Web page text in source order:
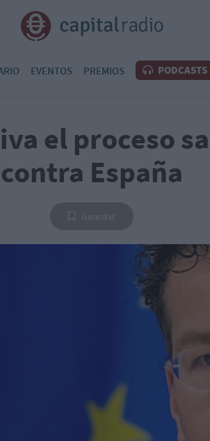
EVENTOS PREMIOS PODCASTS
el proceso
contra España